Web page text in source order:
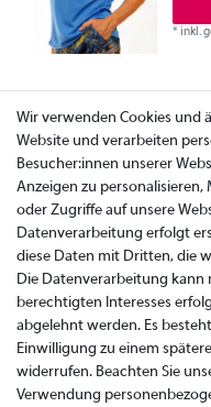
*inkl.
Wir verwenden Cookies und
Website und verarbeiten
Besucher:innen unserer
Anzeigen zu
oder Zugriffe auf unsere
Datenverarbeitung erfolgt
diese Daten mit Dritten, die
Die Datenverarbeitung kann
berechtigten Interesses
abgelehnt werden. Es
Einwilligung zu einem
widerrufen. Beachten Sie
Verwendung